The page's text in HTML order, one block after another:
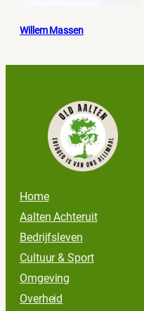
Willem Massen
Home
Aalten Achteruit
Bedrijfsleven
Cultuur & Sport
Omgeving
Overheid